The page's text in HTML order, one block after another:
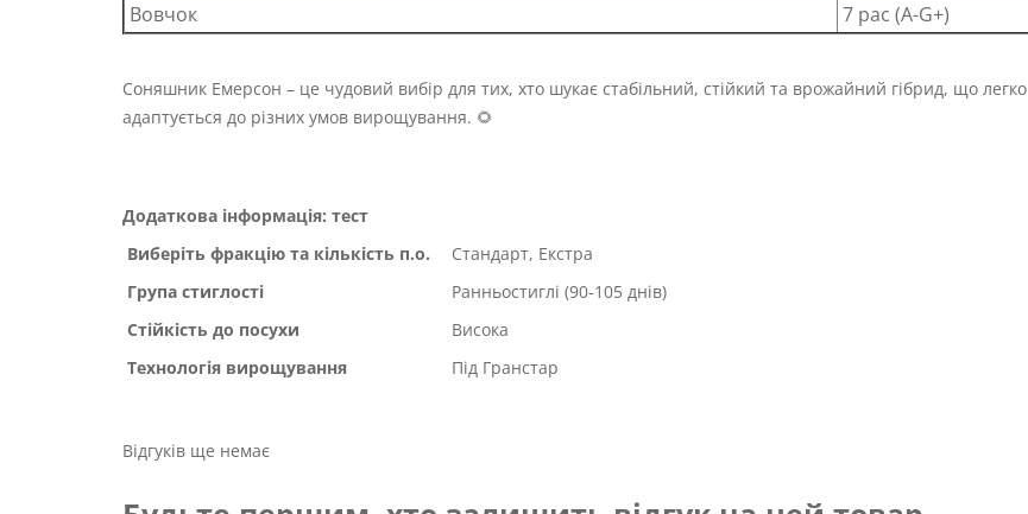
Вовчок
7 рас (A-G+)
Соняшник Емерсон – це чудовий вибір для тих, хто шукає стабільний, стійкий та врожайний гібрид, що легко
адаптується до різних умов вирощування. 🌻
Додаткова інформація: тест
Виберіть фракцію та кількість п.о.
Стандарт, Екстра
Група стиглості
Ранньостиглі (90-105 днів)
Стійкість до посухи
Висока
Технологія вирощування
Під Гранстар
Відгуків ще немає